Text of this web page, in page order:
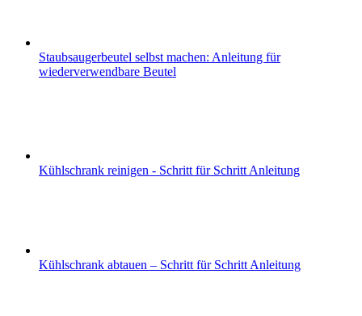
Staubsaugerbeutel selbst machen: Anleitung für
wiederverwendbare Beutel
Kühlschrank reinigen - Schritt für Schritt Anleitung
Kühlschrank abtauen – Schritt für Schritt Anleitung